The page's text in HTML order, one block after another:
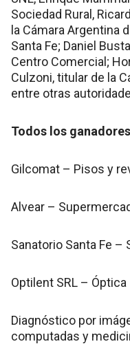
Sociedad Rural,
la Cámara Argentina
Santa Fe; Daniel
Centro Comercial;
Culzoni, titular de la
entre otras
Todos los ganadores
Gilcomat – Pisos y
Alvear –
Sanatorio Santa Fe –
Optilent SRL – Óptica
Diagnóstico por
computadas y